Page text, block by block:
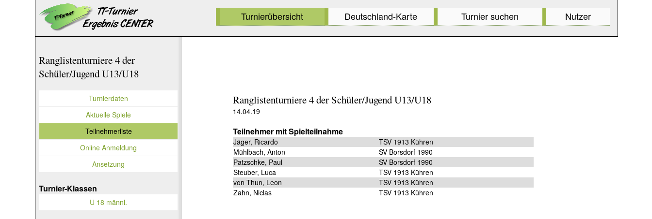
Turnierübersicht Deutschland-Karte Turnier suchen Nutzer
Ranglistenturniere 4 der Schüler/Jugend U13/U18
14.04.19
Teilnehmer mit Spielteilnahme
Jäger, Ricardo
TSV 1913 Kühren
Mühlbach, Anton
SV Borsdorf 1990
Patzschke, Paul
SV Borsdorf 1990
Steuber, Luca
TSV 1913 Kühren
von Thun, Leon
TSV 1913 Kühren
Zahn, Niclas
TSV 1913 Kühren
Ranglistenturniere 4 der
Schüler/Jugend U13/U18
Turnierdaten
Aktuelle Spiele
Teilnehmerliste
Online Anmeldung
Ansetzung
Turnier-Klassen
U 18 männl.